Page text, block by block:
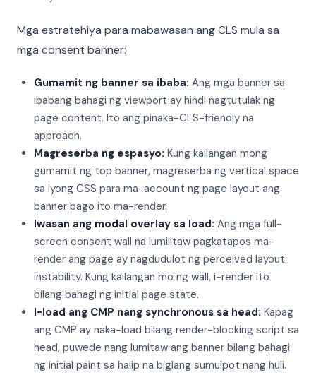
Mga estratehiya para mabawasan ang CLS mula sa
mga consent banner:
Gumamit ng banner sa ibaba: Ang mga banner sa
ibabang bahagi ng viewport ay hindi nagtutulak ng
page content. Ito ang pinaka-CLS-friendly na
approach.
Magreserba ng espasyo: Kung kailangan mong
gumamit ng top banner, magreserba ng vertical space
sa iyong CSS para ma-account ng page layout ang
banner bago ito ma-render.
Iwasan ang modal overlay sa load: Ang mga full-
screen consent wall na lumilitaw pagkatapos ma-
render ang page ay nagdudulot ng perceived layout
instability. Kung kailangan mo ng wall, i-render ito
bilang bahagi ng initial page state.
I-load ang CMP nang synchronous sa head: Kapag
ang CMP ay naka-load bilang render-blocking script sa
head, puwede nang lumitaw ang banner bilang bahagi
ng initial paint sa halip na biglang sumulpot nang huli.